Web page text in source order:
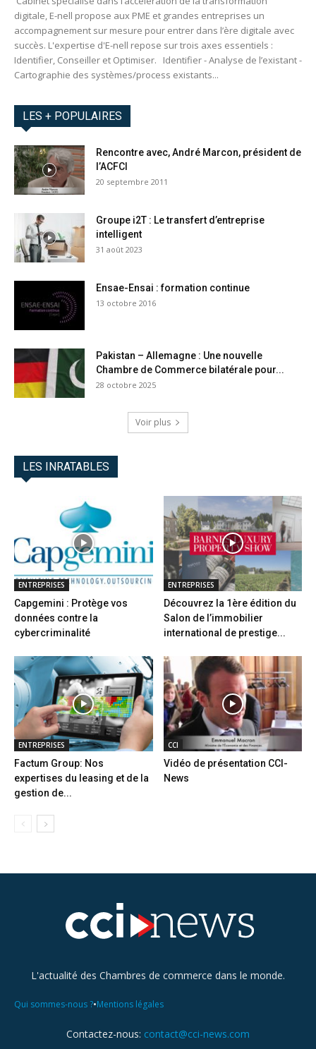
digitale, E-nell propose aux PME et grandes entreprises un
accompagnement sur mesure pour entrer dans l’ère digitale avec
succès. L'expertise d'E-nell repose sur trois axes essentiels :
Identifier, Conseiller et Optimiser. Identifier - Analyse de l’existant -
Cartographie des systèmes/process existants...
LES + POPULAIRES
Rencontre avec, André Marcon, président de
l’ACFCI
20 septembre 2011
Groupe i2T : Le transfert d’entreprise
intelligent
31 août 2023
Ensae-Ensai : formation continue
13 octobre 2016
Pakistan – Allemagne : Une nouvelle
Chambre de Commerce bilatérale pour...
28 octobre 2025
Voir plus
LES INRATABLES
ENTREPRISES
Capgemini : Protège vos
données contre la
cybercriminalité
ENTREPRISES
Découvrez la 1ère édition du
Salon de l’immobilier
international de prestige...
ENTREPRISES
Factum Group: Nos
expertises du leasing et de la
gestion de...
CCI
Vidéo de présentation CCI-
News
L'actualité des Chambres de commerce dans le monde.
Qui sommes-nous ?•Mentions légales
Contactez-nous: contact@cci-news.com